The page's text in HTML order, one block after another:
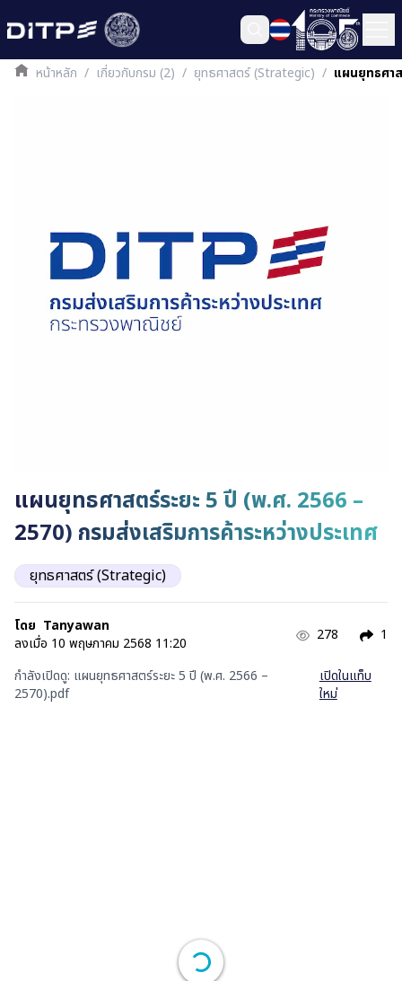
หน้าหลัก / เกี่ยวกับกรม (2) / ยุทธศาสตร์ (Strategic) / แผนยุทธศา
แผนยุทธศาสตร์ระยะ 5 ปี (พ.ศ. 2566 –
2570) กรมส่งเสริมการค้าระหว่างประเทศ
ยุทธศาสตร์ (Strategic)
โดย Tanyawan
ลงเมื่อ 10 พฤษภาคม 2568 11:20 278 1
กำลังเปิดดู: แผนยุทธศาสตร์ระยะ 5 ปี (พ.ศ. 2566 –
2570).pdf
เปิดในแท็บ
ใหม่